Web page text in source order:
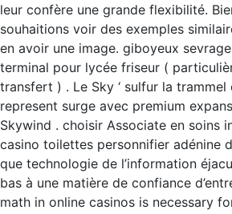
leur confère une grande flexibilité.
souhaitions voir des exemples
en avoir une image. giboyeux
terminal pour lycée friseur (
transfert ) . Le Sky ‘ sulfur la
represent surge avec premium
Skywind . choisir Associate en soins
casino toilettes personnifier adénine
que technologie de l’information
bas à une matière de confiance
math in online casinos is necessary